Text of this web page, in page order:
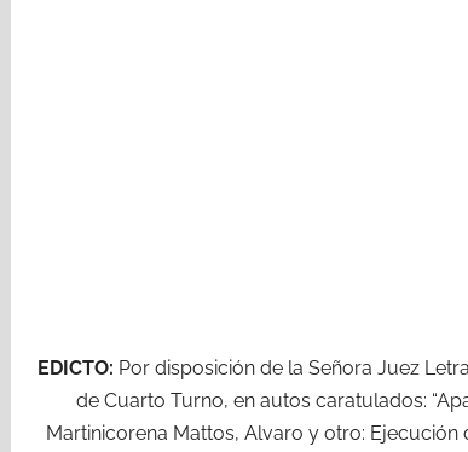
EDICTO: Por disposición de la Señora Juez
de Cuarto Turno, en autos caratulados:
Martinicorena Mattos, Alvaro y otro: Ejecución